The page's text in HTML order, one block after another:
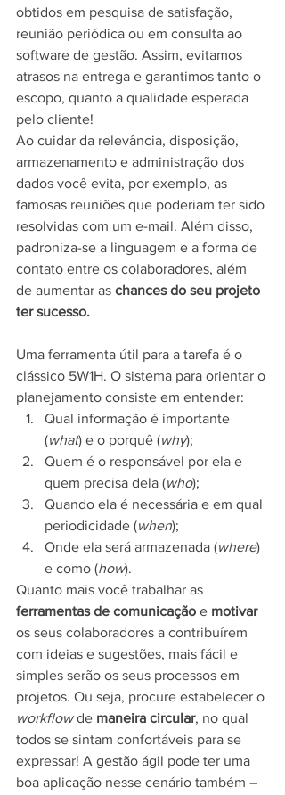
obtidos em pesquisa de satisfação,
reunião periódica ou em consulta ao
software de gestão. Assim, evitamos
atrasos na entrega e garantimos tanto o
escopo, quanto a qualidade esperada
pelo cliente!
Ao cuidar da relevância, disposição,
armazenamento e administração dos
dados você evita, por exemplo, as
famosas reuniões que poderiam ter sido
resolvidas com um e-mail. Além disso,
padroniza-se a linguagem e a forma de
contato entre os colaboradores, além
de aumentar as chances do seu projeto
ter sucesso.
Uma ferramenta útil para a tarefa é o
clássico 5W1H. O sistema para orientar o
planejamento consiste em entender:
Qual informação é importante
(what) e o porquê (why);
Quem é o responsável por ela e
quem precisa dela (who);
Quando ela é necessária e em qual
periodicidade (when);
Onde ela será armazenada (where)
e como (how).
Quanto mais você trabalhar as
ferramentas de comunicação e motivar
os seus colaboradores a contribuírem
com ideias e sugestões, mais fácil e
simples serão os seus processos em
projetos. Ou seja, procure estabelecer o
workflow de maneira circular, no qual
todos se sintam confortáveis para se
expressar! A gestão ágil pode ter uma
boa aplicação nesse cenário também –